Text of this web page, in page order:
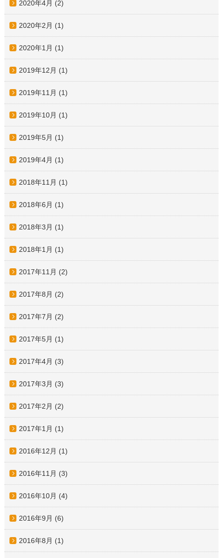
2020年4月 (2)
2020年2月 (1)
2020年1月 (1)
2019年12月 (1)
2019年11月 (1)
2019年10月 (1)
2019年5月 (1)
2019年4月 (1)
2018年11月 (1)
2018年6月 (1)
2018年3月 (1)
2018年1月 (1)
2017年11月 (2)
2017年8月 (2)
2017年7月 (2)
2017年5月 (1)
2017年4月 (3)
2017年3月 (3)
2017年2月 (2)
2017年1月 (1)
2016年12月 (1)
2016年11月 (3)
2016年10月 (4)
2016年9月 (6)
2016年8月 (1)